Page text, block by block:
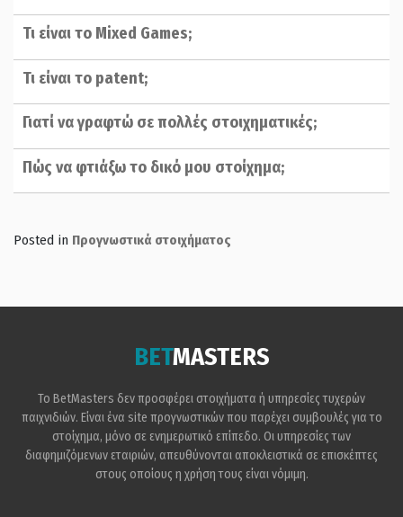
Τι είναι το Mixed Games;
Τι είναι το patent;
Γιατί να γραφτώ σε πολλές στοιχηματικές;
Πώς να φτιάξω το δικό μου στοίχημα;
Posted in Προγνωστικά στοιχήματος
BETMASTERS
Το BetMasters δεν προσφέρει στοιχήματα ή υπηρεσίες τυχερών
παιχνιδιών. Είναι ένα site προγνωστικών που παρέχει συμβουλές για το
στοίχημα, μόνο σε ενημερωτικό επίπεδο. Οι υπηρεσίες των
διαφημιζόμενων εταιριών, απευθύνονται αποκλειστικά σε επισκέπτες
στους οποίους η χρήση τους είναι νόμιμη.